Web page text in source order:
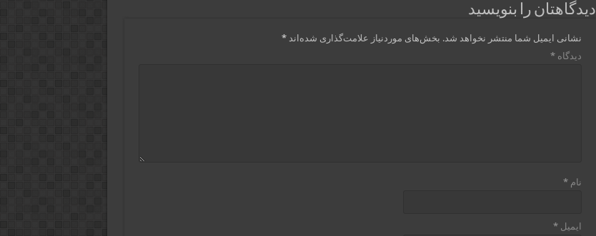
دیدگاهتان را بنویسید
نشانی ایمیل شما منتشر نخواهد شد. بخش‌های موردنیاز علامت‌گذاری شده‌اند*
دیدگاه*
نام*
ایمیل*